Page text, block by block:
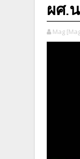
ผศ.
Mag